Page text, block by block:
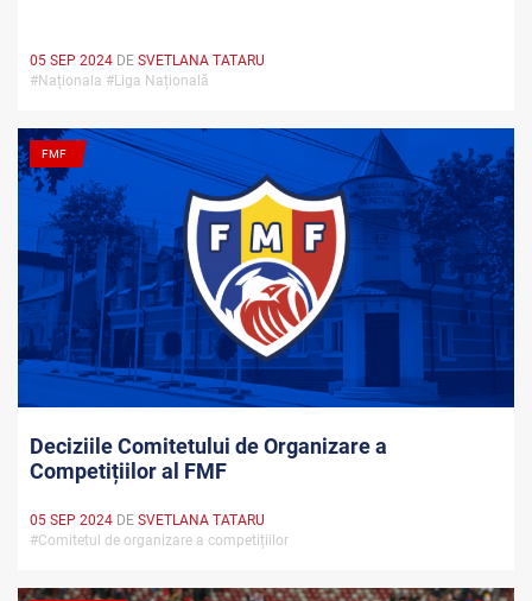
05 SEP 2024 DE SVETLANA TATARU
#Naționala #Liga Națională
FMF
Deciziile Comitetului de Organizare a
Competițiilor al FMF
05 SEP 2024 DE SVETLANA TATARU
#Comitetul de organizare a competițiilor